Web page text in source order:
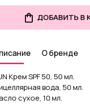
ДОБАВИТЬ В
Крем SPF 50, 50 мл.
вода, 50 мл.
сухое, 10 мл.
О бренде